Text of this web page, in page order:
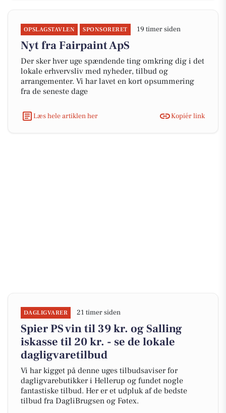
OPSLAGSTAVLEN SPONSORERET 19 timer siden
Nyt fra Fairpaint ApS
Der sker hver uge spændende ting omkring dig i det
lokale erhvervsliv med nyheder, tilbud og
arrangementer. Vi har lavet en kort opsummering
fra de seneste dage
Læs hele artiklen her Kopiér link
DAGLIGVARER 21 timer siden
Spier PS vin til 39 kr. og Salling
iskasse til 20 kr. - se de lokale
dagligvaretilbud
Vi har kigget på denne uges tilbudsaviser for
dagligvarebutikker i Hellerup og fundet nogle
fantastiske tilbud. Her er et udpluk af de bedste
tilbud fra DagliBrugsen og Føtex.